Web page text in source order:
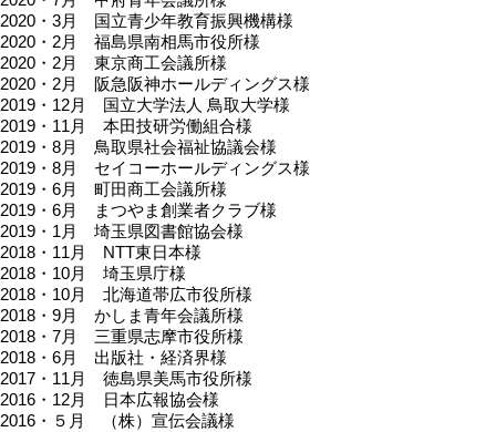
2020・3月 国立青少年教育振興機構様
2020・2月 福島県南相馬市役所様
2020・2月 東京商工会議所様
2020・2月 阪急阪神ホールディングス様
2019・12月 国立大学法人 鳥取大学様
2019・11月 本田技研労働組合様
2019・8月 鳥取県社会福祉協議会様
2019・8月 セイコーホールディングス様
2019・6月 町田商工会議所様
2019・6月 まつやま創業者クラブ様
2019・1月 埼玉県図書館協会様
2018・11月 NTT東日本様
2018・10月 埼玉県庁様
2018・10月 北海道帯広市役所様
2018・9月 かしま青年会議所様
2018・7月 三重県志摩市役所様
2018・6月 出版社・経済界様
2017・11月 徳島県美馬市役所様
2016・12月 日本広報協会様
2016・５月 （株）宣伝会議様